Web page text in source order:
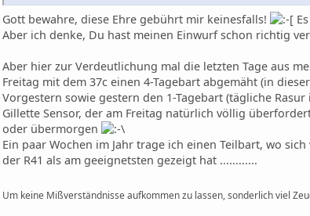
Gott bewahre, diese Ehre gebührt mir keinesfalls!
Aber ich denke, Du hast meinen Einwurf schon richtig
Aber hier zur Verdeutlichung mal die letzten Tage aus
Freitag mit dem 37c einen 4-Tagebart abgemäht (in
Vorgestern sowie gestern den 1-Tagebart (tägliche
Gillette Sensor, der am Freitag natürlich völlig
oder übermorgen
Ein paar Wochen im Jahr trage ich einen Teilbart, wo
der R41 als am geeignetsten gezeigt hat ............
Um keine Mißverständnisse aufkommen zu lassen, sonderlich viel